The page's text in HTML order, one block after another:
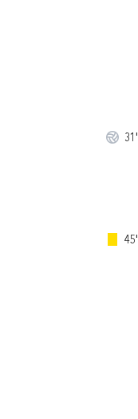
31'
45'